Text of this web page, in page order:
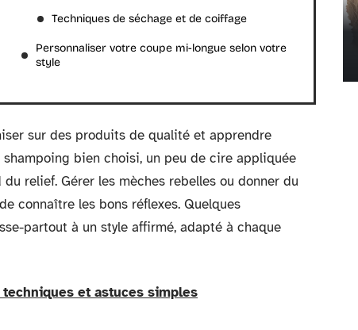
Techniques de séchage et de coiffage
Personnaliser votre coupe mi-longue selon votre
style
sur des produits de qualité et apprendre
bien choisi, un peu de cire appliquée
relief. Gérer les mèches rebelles ou donner du
connaître les bons réflexes. Quelques
partout à un style affirmé, adapté à chaque
et astuces simples